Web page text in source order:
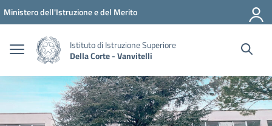
Vai ai contenuti
Vai al menu di navigazione
Vai al footer
Ministero dell'Istruzione e del Merito
Istituto di Istruzione Superiore
Della Corte - Vanvitelli